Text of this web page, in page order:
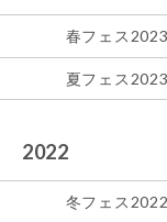
春フェス2023
夏フェス2023
2022
冬フェス2022